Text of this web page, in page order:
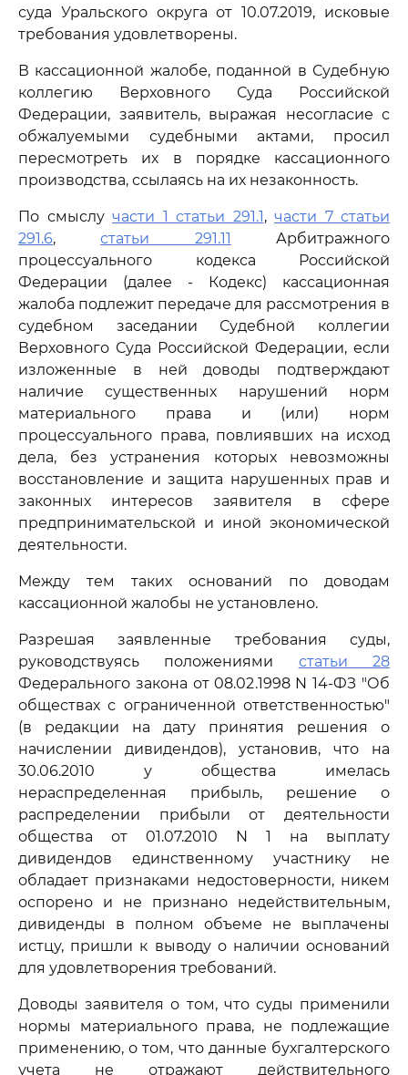
суда Уральского округа от 10.07.2019, исковые
требования удовлетворены.
В кассационной жалобе, поданной в Судебную
коллегию Верховного Суда Российской
Федерации, заявитель, выражая несогласие с
обжалуемыми судебными актами, просил
пересмотреть их в порядке кассационного
производства, ссылаясь на их незаконность.
По смыслу части 1 статьи 291.1, части 7 статьи
291.6,статьи 291.11 Арбитражного
процессуального кодекса Российской
Федерации (далее - Кодекс) кассационная
жалоба подлежит передаче для рассмотрения в
судебном заседании Судебной коллегии
Верховного Суда Российской Федерации, если
изложенные в ней доводы подтверждают
наличие существенных нарушений норм
материального права и (или) норм
процессуального права, повлиявших на исход
дела, без устранения которых невозможны
восстановление и защита нарушенных прав и
законных интересов заявителя в сфере
предпринимательской и иной экономической
деятельности.
Между тем таких оснований по доводам
кассационной жалобы не установлено.
Разрешая заявленные требования суды,
руководствуясь положениями статьи 28
Федерального закона от 08.02.1998 N 14-ФЗ "Об
обществах с ограниченной ответственностью"
(в редакции на дату принятия решения о
начислении дивидендов), установив, что на
30.06.2010 у общества имелась
нераспределенная прибыль, решение о
распределении прибыли от деятельности
общества от 01.07.2010 N 1 на выплату
дивидендов единственному участнику не
обладает признаками недостоверности, никем
оспорено и не признано недействительным,
дивиденды в полном объеме не выплачены
истцу, пришли к выводу о наличии оснований
для удовлетворения требований.
Доводы заявителя о том, что суды применили
нормы материального права, не подлежащие
применению, о том, что данные бухгалтерского
учета не отражают действительного